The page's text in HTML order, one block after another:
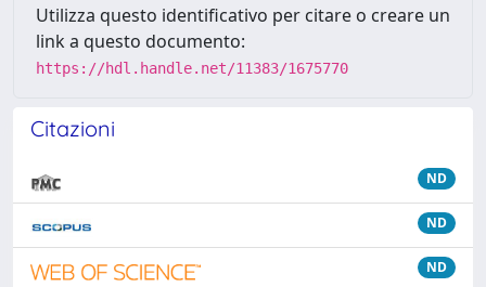
Utilizza questo identificativo per citare o creare un
link a questo documento:
https://hdl.handle.net/11383/1675770
Citazioni
ND
ND
ND